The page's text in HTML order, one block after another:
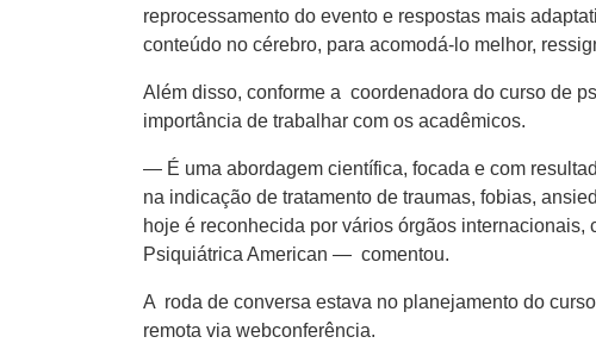
reprocessamento do evento e respostas mais
conteúdo no cérebro, para acomodá-lo melhor,
Além disso, conforme a coordenadora do curso de
importância de trabalhar com os acadêmicos.
— É uma abordagem científica, focada e com
na indicação de tratamento de traumas, fobias,
hoje é reconhecida por vários órgãos
Psiquiátrica American — comentou.
A roda de conversa estava no planejamento do
remota via webconferência.